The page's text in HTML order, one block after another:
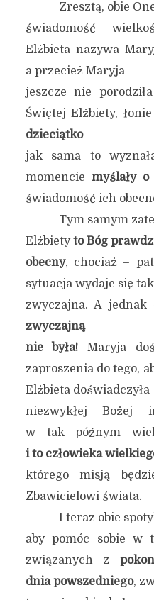
Zresztą, obie
świadomość
Elżbieta nazywa
a przecież Maryja
jeszcze nie
Świętej Elżbiety, łonie
dzieciątko–
jak sama to
momenciemyślały
świadomość ich
Tym samym
Elżbietyto Bóg
obecny, chociaż –
sytuacja wydaje się
zwyczajna. A
zwyczajną
nie była! Maryja
zaproszenia do tego,
Elżbieta doświadczyła
niezwykłej Bożej
w tak późnym
i to człowieka
którego misją
Zbawicielowi świata.
I teraz obie
aby pomóc sobie w
związanych z
dnia powszedniego,